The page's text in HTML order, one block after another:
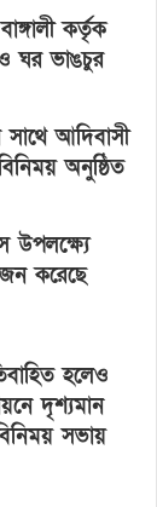
কর্তৃক
ও ঘর ভাঙচুর
সাথে আদিবাসী
অনুষ্ঠিত
উপলক্ষ্যে
করেছে
হলেও
দৃশ্যমান
সভায়